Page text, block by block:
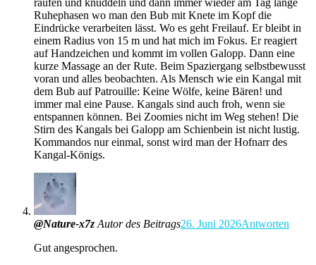
raufen und knuddeln und dann immer wieder am Tag lange
Ruhephasen wo man den Bub mit Knete im Kopf die
Eindrücke verarbeiten lässt. Wo es geht Freilauf. Er bleibt in
einem Radius von 15 m und hat mich im Fokus. Er reagiert
auf Handzeichen und kommt im vollen Galopp. Dann eine
kurze Massage an der Rute. Beim Spaziergang selbstbewusst
voran und alles beobachten. Als Mensch wie ein Kangal mit
dem Bub auf Patrouille: Keine Wölfe, keine Bären! und
immer mal eine Pause. Kangals sind auch froh, wenn sie
entspannen können. Bei Zoomies nicht im Weg stehen! Die
Stirn des Kangals bei Galopp am Schienbein ist nicht lustig.
Kommandos nur einmal, sonst wird man der Hofnarr des
Kangal-Königs.
@Nature-x7z Autor des Beitrags26. Juni 2026Antworten
Gut angesprochen.